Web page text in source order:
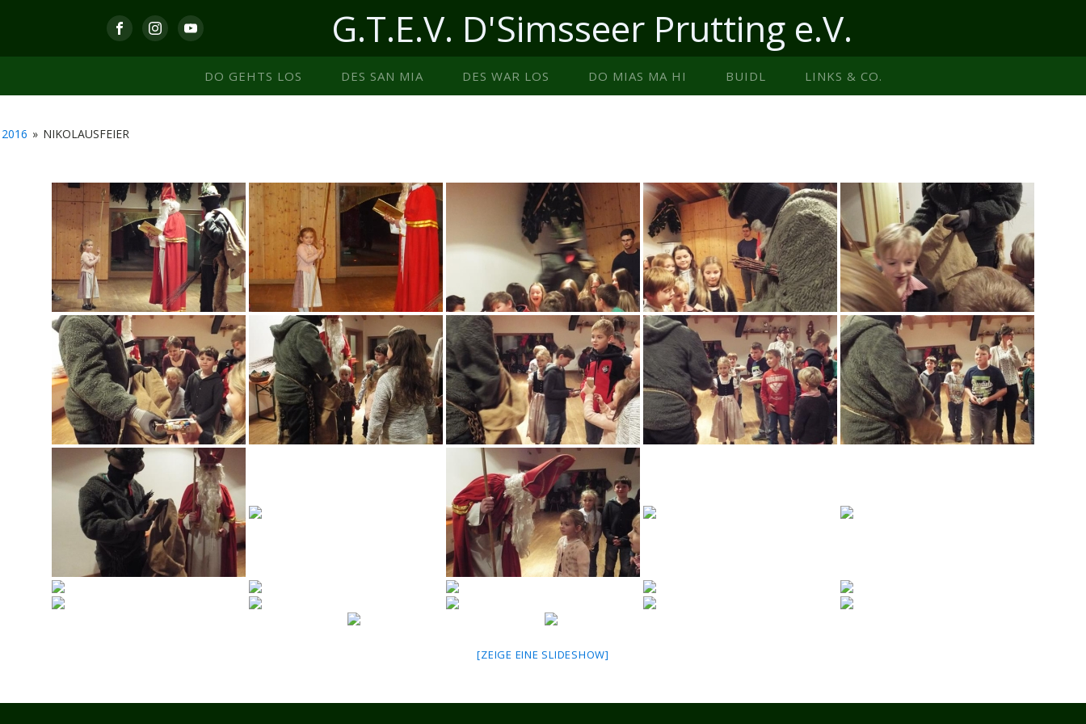
G.T.E.V. D'Simsseer Prutting e.V.
DO GEHTS LOS DES SAN MIA DES WAR LOS DO MIAS MA HI BUIDL LINKS & CO.
2016 » NIKOLAUSFEIER
[ZEIGE EINE SLIDESHOW]